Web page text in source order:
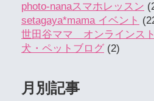
photo-nanaスマホレッスン
setagaya*mama イベント
世田谷ママ オンラインス
犬・ペットブログ (2)
月別記事